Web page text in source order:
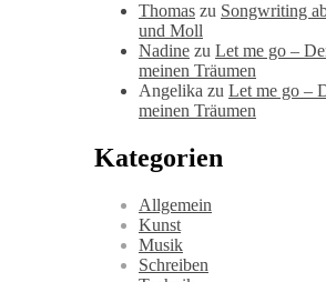
Thomas zu Songwriting
und Moll
Nadine zu Let me go –
meinen Träumen
Angelika zu Let me go –
meinen Träumen
Kategorien
Allgemein
Kunst
Musik
Schreiben